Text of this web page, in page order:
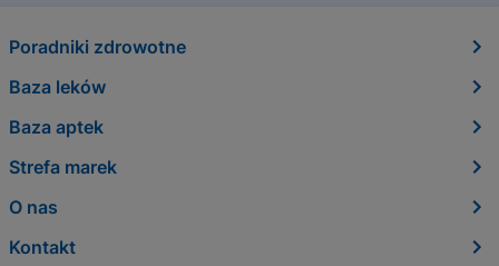
Poradniki zdrowotne
Baza leków
Baza aptek
Strefa marek
O nas
Kontakt